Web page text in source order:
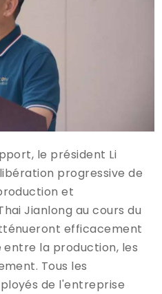
le président Li
progressive de
et
Jianlong au cours du
efficacement
la production, les
Tous les
de l'entreprise